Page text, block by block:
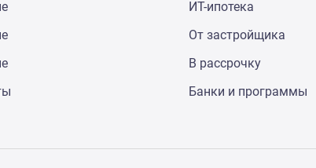
ИТ-ипотека
От застройщика
В рассрочку
Банки и программы